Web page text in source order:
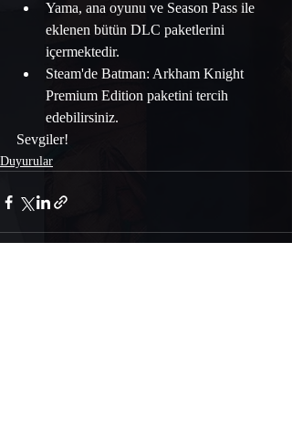
Yama, ana oyunu ve Season Pass ile
eklenen bütün DLC paketlerini
içermektedir.
Steam'de Batman: Arkham Knight
Premium Edition paketini tercih
edebilirsiniz.
Sevgiler!
Duyurular